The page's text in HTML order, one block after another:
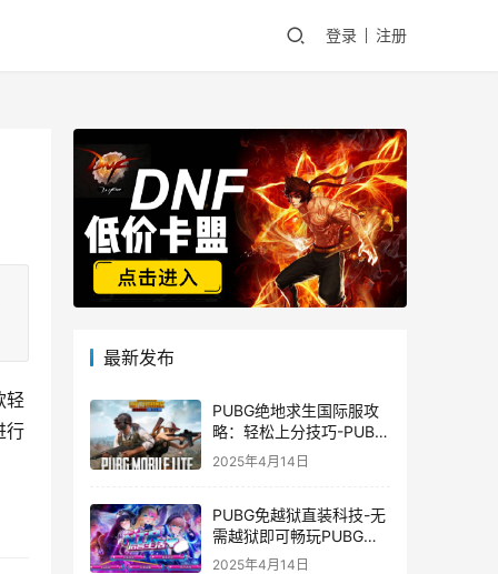
登录 注册
轻
行
最新发布
PUBG绝地求生国际服攻
略：轻松上分技巧-PUBG
绝地求生国际服新手入门
2025年4月14日
PUBG免越狱直装科技-无
需越狱即可畅玩PUBG的
安装技巧
2025年4月14日